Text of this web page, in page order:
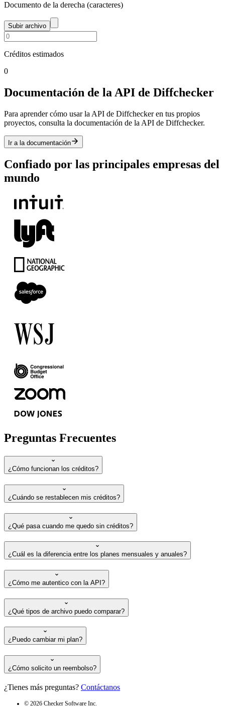
Documento de la derecha (caracteres)
Subir archivo
Créditos estimados
0
Documentación de la API de Diffchecker
Para aprender cómo usar la API de Diffchecker en tus propios
proyectos, consulta la documentación de la API de Diffchecker.
Ir a la documentación
Confiado por las principales empresas del
mundo
Preguntas Frecuentes
¿Cómo funcionan los créditos?
¿Cuándo se restablecen mis créditos?
¿Qué pasa cuando me quedo sin créditos?
¿Cuál es la diferencia entre los planes mensuales y anuales?
¿Cómo me autentico con la API?
¿Qué tipos de archivo puedo comparar?
¿Puedo cambiar mi plan?
¿Cómo solicito un reembolso?
¿Tienes más preguntas? Contáctanos
© 2026 Checker Software Inc.